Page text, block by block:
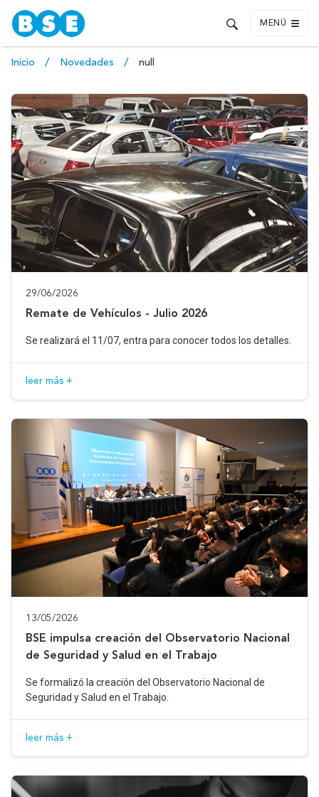
MENÚ
Inicio Novedades null
29/06/2026
Remate de Vehículos - Julio 2026
Se realizará el 11/07, entra para conocer todos los detalles.
leer más +
13/05/2026
BSE impulsa creación del Observatorio Nacional
de Seguridad y Salud en el Trabajo
Se formalizó la creación del Observatorio Nacional de
Seguridad y Salud en el Trabajo.
leer más +